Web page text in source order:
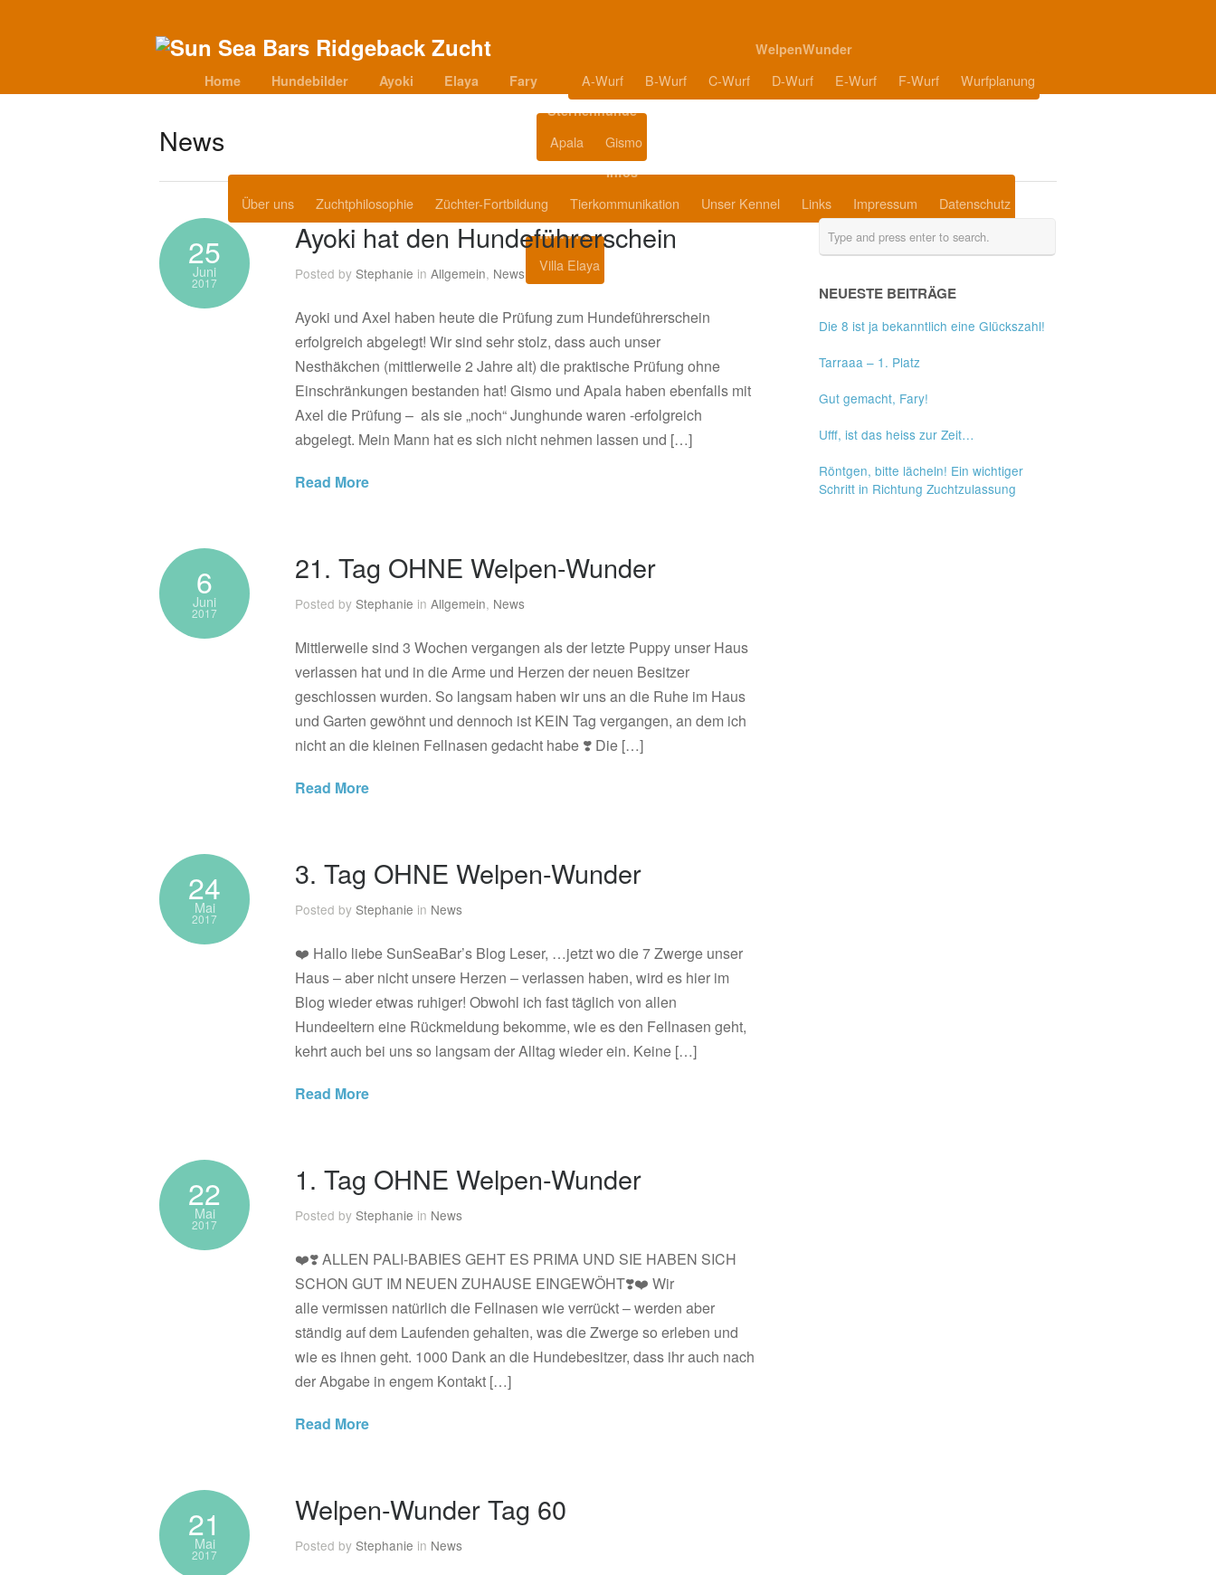
Home Hundebilder Ayoki Elaya Fary
WelpenWunder
A-Wurf B-Wurf C-Wurf D-Wurf E-Wurf F-Wurf Wurfplanung
Sternenhunde
Apala Gismo
Infos
Über uns Zuchtphilosophie Züchter-Fortbildung Tierkommunikation Unser Kennel Links Impressum Datenschutz
Housing
Villa Elaya
News
25
Juni
2017
Ayoki hat den Hundeführerschein
Posted by Stephanie in Allgemein, News
Ayoki und Axel haben heute die Prüfung zum Hundeführerschein
erfolgreich abgelegt! Wir sind sehr stolz, dass auch unser
Nesthäkchen (mittlerweile 2 Jahre alt) die praktische Prüfung ohne
Einschränkungen bestanden hat! Gismo und Apala haben ebenfalls mit
Axel die Prüfung – als sie „noch“ Junghunde waren -erfolgreich
abgelegt. Mein Mann hat es sich nicht nehmen lassen und […]
Read More
6
Juni
2017
21. Tag OHNE Welpen-Wunder
Posted by Stephanie in Allgemein, News
Mittlerweile sind 3 Wochen vergangen als der letzte Puppy unser Haus
verlassen hat und in die Arme und Herzen der neuen Besitzer
geschlossen wurden. So langsam haben wir uns an die Ruhe im Haus
und Garten gewöhnt und dennoch ist KEIN Tag vergangen, an dem ich
nicht an die kleinen Fellnasen gedacht habe ❣️ Die […]
Read More
24
Mai
2017
3. Tag OHNE Welpen-Wunder
Posted by Stephanie in News
❤️ Hallo liebe SunSeaBar’s Blog Leser, …jetzt wo die 7 Zwerge unser
Haus – aber nicht unsere Herzen – verlassen haben, wird es hier im
Blog wieder etwas ruhiger! Obwohl ich fast täglich von allen
Hundeeltern eine Rückmeldung bekomme, wie es den Fellnasen geht,
kehrt auch bei uns so langsam der Alltag wieder ein. Keine […]
Read More
22
Mai
2017
1. Tag OHNE Welpen-Wunder
Posted by Stephanie in News
❤️❣️ ALLEN PALI-BABIES GEHT ES PRIMA UND SIE HABEN SICH
SCHON GUT IM NEUEN ZUHAUSE EINGEWÖHT❣️❤️ Wir
alle vermissen natürlich die Fellnasen wie verrückt – werden aber
ständig auf dem Laufenden gehalten, was die Zwerge so erleben und
wie es ihnen geht. 1000 Dank an die Hundebesitzer, dass ihr auch nach
der Abgabe in engem Kontakt […]
Read More
21
Mai
2017
Welpen-Wunder Tag 60
Posted by Stephanie in News
NEUESTE BEITRÄGE
Die 8 ist ja bekanntlich eine Glückszahl!
Tarraaa – 1. Platz
Gut gemacht, Fary!
Ufff, ist das heiss zur Zeit…
Röntgen, bitte lächeln! Ein wichtiger
Schritt in Richtung Zuchtzulassung